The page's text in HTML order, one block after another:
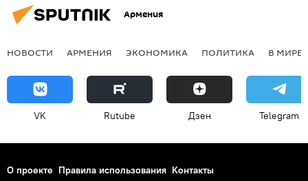
Армения
НОВОСТИ АРМЕНИЯ ЭКОНОМИКА ПОЛИТИКА В МИРЕ
VK Rutube Дзен Telegram
О проекте Правила использования Контакты